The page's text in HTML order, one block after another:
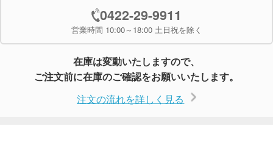
0422-29-9911
営業時間 10:00～18:00 土日祝を除く
在庫は変動いたしますので、
ご注文前に在庫のご確認をお願いいたします。
注文の流れを詳しく見る